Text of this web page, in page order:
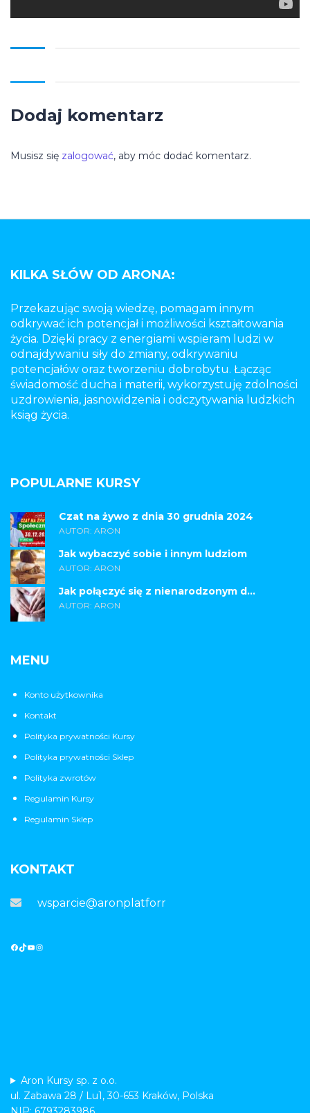
Dodaj komentarz
Musisz się zalogować, aby móc dodać komentarz.
KILKA SŁÓW OD ARONA:
Przekazując swoją wiedzę, pomagam innym
odkrywać ich potencjał i możliwości kształtowania
życia. Dzięki pracy z energiami wspieram ludzi w
odnajdywaniu siły do zmiany, odkrywaniu
potencjałów oraz tworzeniu dobrobytu. Łącząc
świadomość ducha i materii, wykorzystuję zdolności
uzdrowienia, jasnowidzenia i odczytywania ludzkich
ksiąg życia.
POPULARNE KURSY
Czat na żywo z dnia 30 grudnia 2024
AUTOR: ARON
Jak wybaczyć sobie i innym ludziom
AUTOR: ARON
Jak połączyć się z nienarodzonym d...
AUTOR: ARON
MENU
Konto użytkownika
Kontakt
Polityka prywatności Kursy
Polityka prywatności Sklep
Polityka zwrotów
Regulamin Kursy
Regulamin Sklep
KONTAKT
wsparcie@aronplatforma.pl
Aron Kursy sp. z o.o.
ul. Zabawa 28 / Lu1, 30-653 Kraków, Polska